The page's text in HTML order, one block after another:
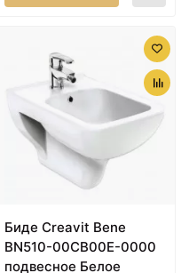
Биде Creavit Bene
BN510-00CB00E-0000
подвесное Белое